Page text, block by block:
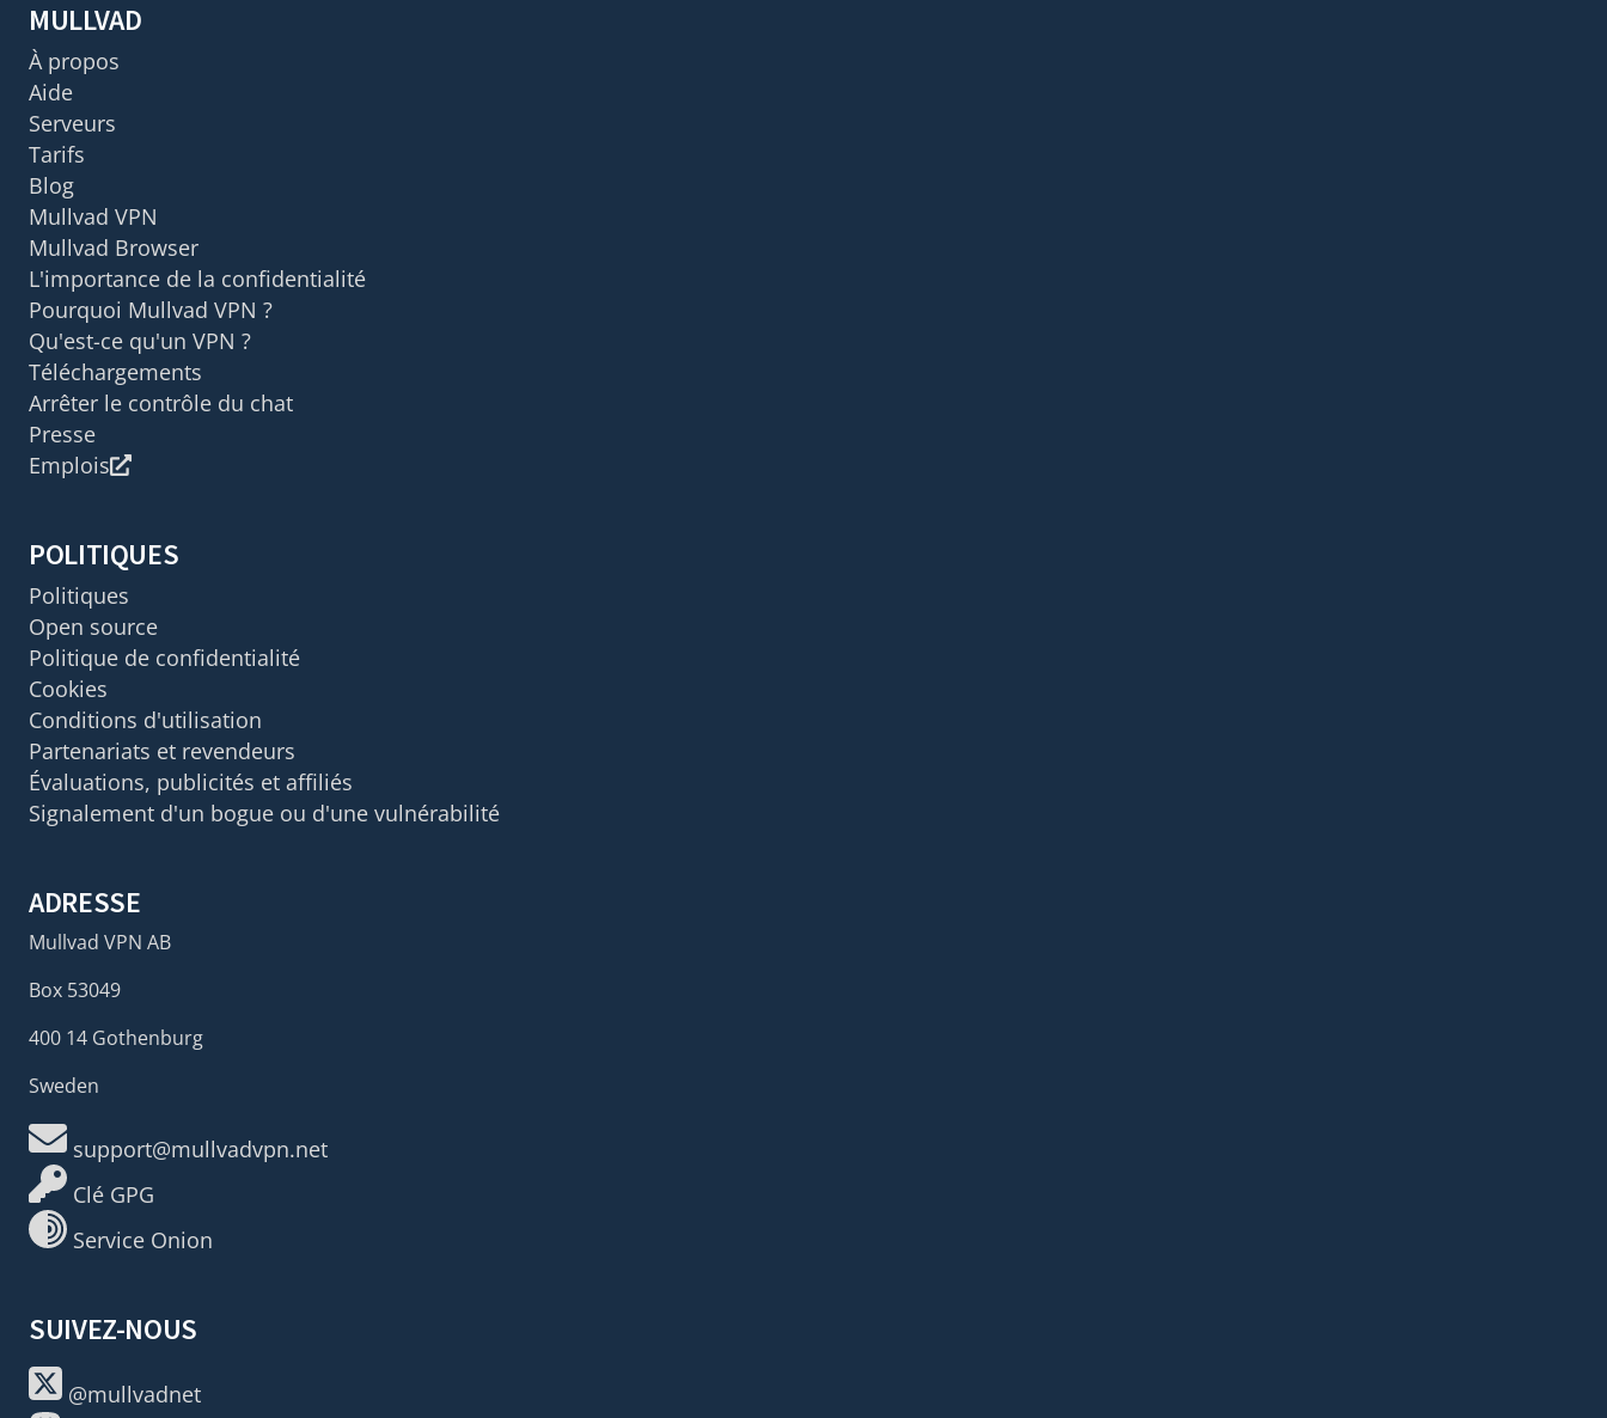
MULLVAD
À propos
Aide
Serveurs
Tarifs
Blog
Mullvad VPN
Mullvad Browser
L'importance de la confidentialité
Pourquoi Mullvad VPN ?
Qu'est-ce qu'un VPN ?
Téléchargements
Arrêter le contrôle du chat
Presse
Emplois
POLITIQUES
Politiques
Open source
Politique de confidentialité
Cookies
Conditions d'utilisation
Partenariats et revendeurs
Évaluations, publicités et affiliés
Signalement d'un bogue ou d'une vulnérabilité
ADRESSE
Mullvad VPN AB
Box 53049
400 14 Gothenburg
Sweden
support@mullvadvpn.net
Clé GPG
Service Onion
SUIVEZ-NOUS
@mullvadnet